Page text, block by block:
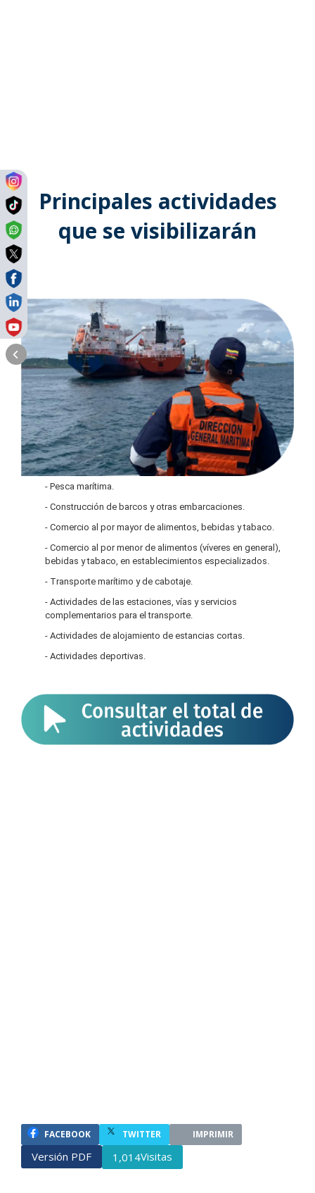
Principales actividades
que se visibilizarán
- Pesca marítima.
- Construcción de barcos y otras embarcaciones.
- Comercio al por mayor de alimentos, bebidas y tabaco.
- Comercio al por menor de alimentos (víveres en general),
bebidas y tabaco, en establecimientos especializados.
- Transporte marítimo y de cabotaje.
- Actividades de las estaciones, vías y servicios
complementarios para el transporte.
- Actividades de alojamiento de estancias cortas.
- Actividades deportivas.
Imagen
FACEBOOK TWITTER IMPRIMIR
Versión PDF 1,014Visitas